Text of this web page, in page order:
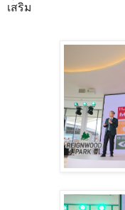
เสริม